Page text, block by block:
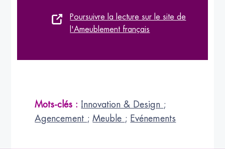
Poursuivre la lecture sur le site de
l'Ameublement français
Mots-clés : Innovation & Design ;
Agencement ;Meuble ; Evénements